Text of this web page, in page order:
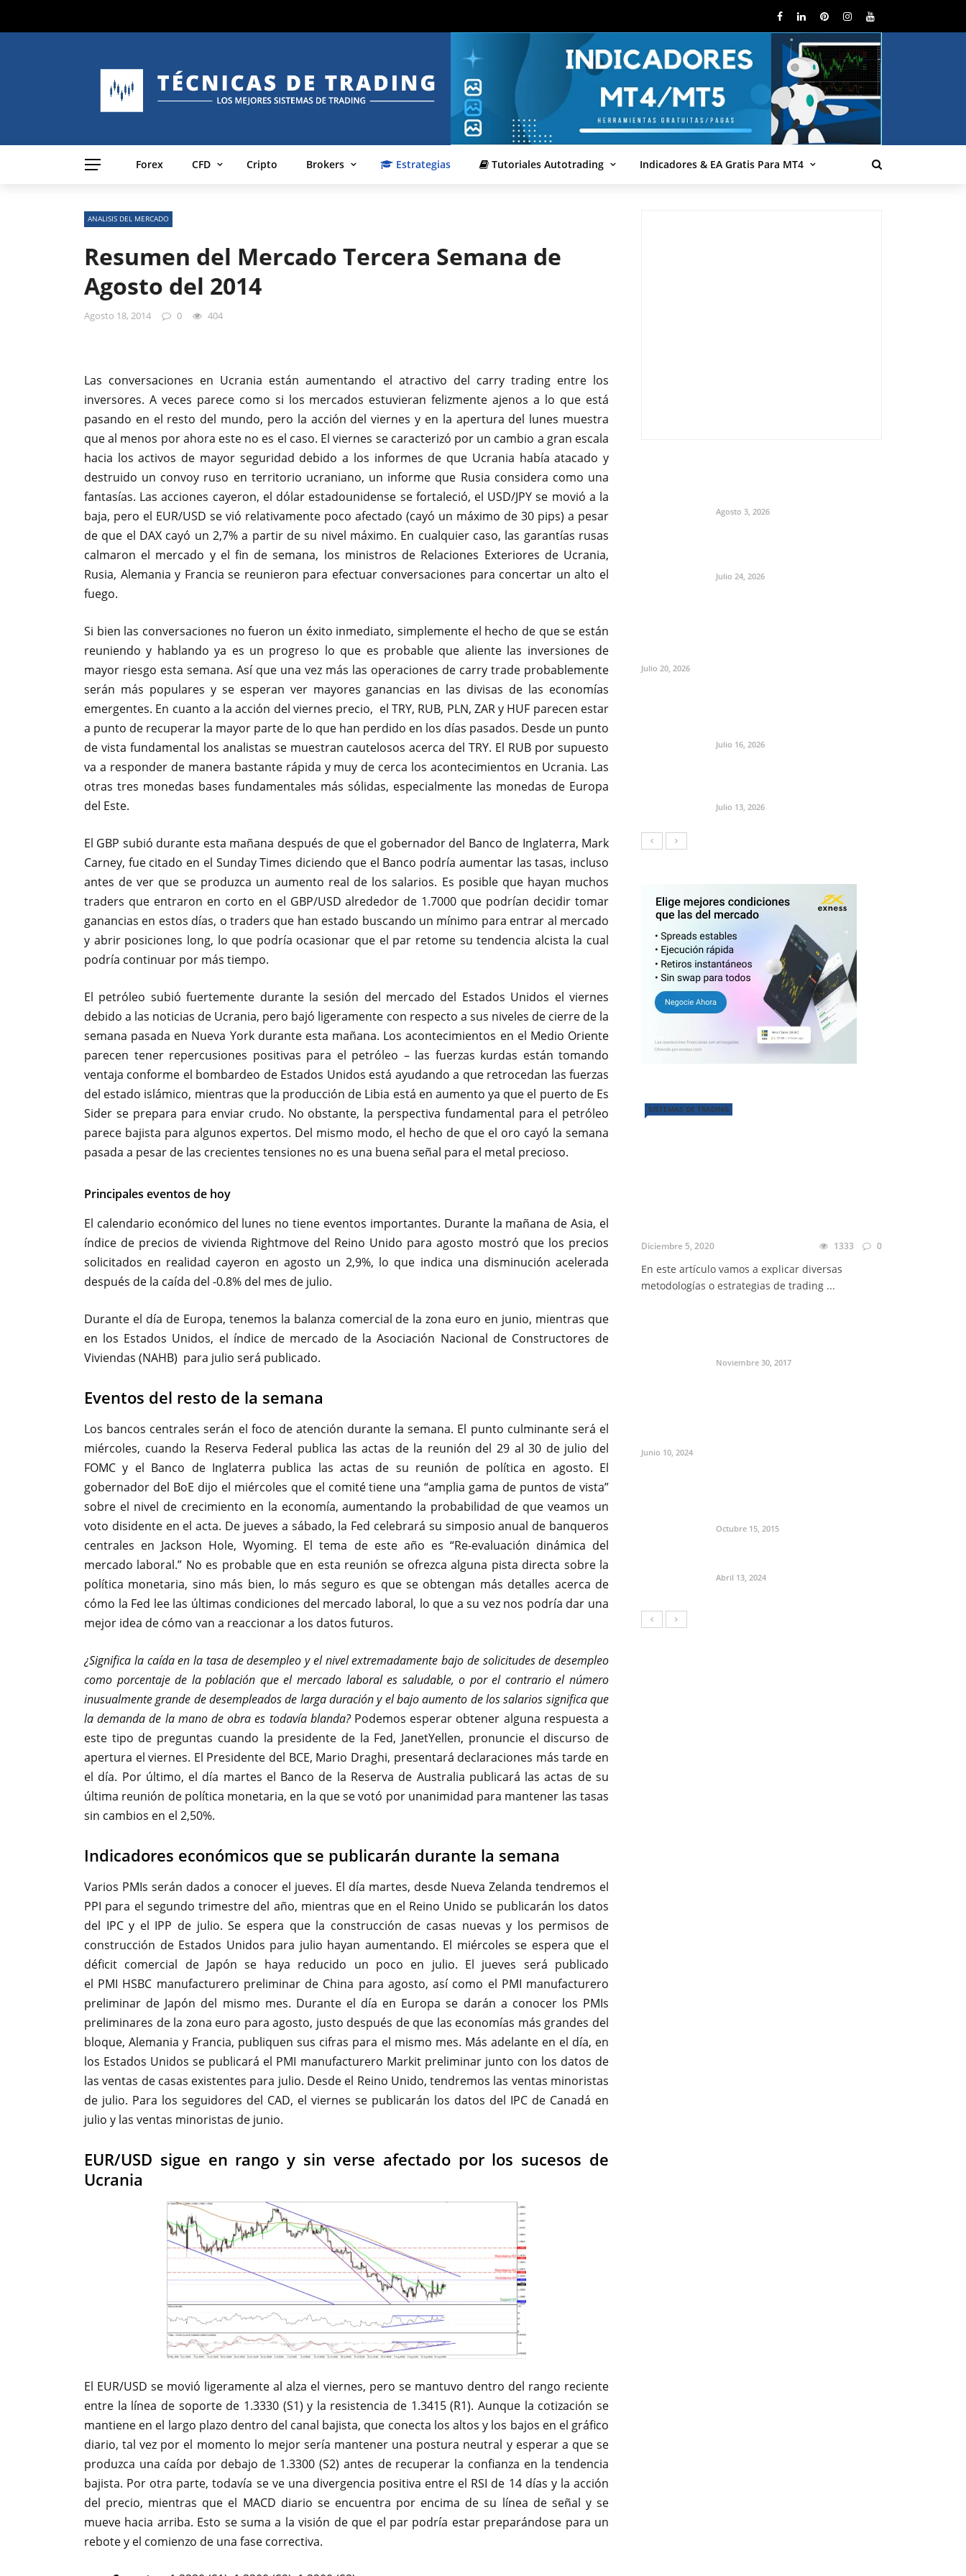
Forex CFD Cripto Brokers Estrategias Tutoriales Autotrading Indicadores & EA Gratis Para MT4
ANALISIS DEL MERCADO
Resumen del Mercado Tercera Semana de
Agosto del 2014
Agosto 18, 2014 0 404
Las conversaciones en Ucrania están aumentando el atractivo del carry trading entre los
inversores. A veces parece como si los mercados estuvieran felizmente ajenos a lo que está
pasando en el resto del mundo, pero la acción del viernes y en la apertura del lunes muestra
que al menos por ahora este no es el caso. El viernes se caracterizó por un cambio a gran escala
hacia los activos de mayor seguridad debido a los informes de que Ucrania había atacado y
destruido un convoy ruso en territorio ucraniano, un informe que Rusia considera como una
fantasías. Las acciones cayeron, el dólar estadounidense se fortaleció, el USD/JPY se movió a la
baja, pero el EUR/USD se vió relativamente poco afectado (cayó un máximo de 30 pips) a pesar
de que el DAX cayó un 2,7% a partir de su nivel máximo. En cualquier caso, las garantías rusas
calmaron el mercado y el fin de semana, los ministros de Relaciones Exteriores de Ucrania,
Rusia, Alemania y Francia se reunieron para efectuar conversaciones para concertar un alto el
fuego.
Si bien las conversaciones no fueron un éxito inmediato, simplemente el hecho de que se están
reuniendo y hablando ya es un progreso lo que es probable que aliente las inversiones de
mayor riesgo esta semana. Así que una vez más las operaciones de carry trade probablemente
serán más populares y se esperan ver mayores ganancias en las divisas de las economías
emergentes. En cuanto a la acción del viernes precio, el TRY, RUB, PLN, ZAR y HUF parecen estar
a punto de recuperar la mayor parte de lo que han perdido en los días pasados. Desde un punto
de vista fundamental los analistas se muestran cautelosos acerca del TRY. El RUB por supuesto
va a responder de manera bastante rápida y muy de cerca los acontecimientos en Ucrania. Las
otras tres monedas bases fundamentales más sólidas, especialmente las monedas de Europa
del Este.
El GBP subió durante esta mañana después de que el gobernador del Banco de Inglaterra, Mark
Carney, fue citado en el Sunday Times diciendo que el Banco podría aumentar las tasas, incluso
antes de ver que se produzca un aumento real de los salarios. Es posible que hayan muchos
traders que entraron en corto en el GBP/USD alrededor de 1.7000 que podrían decidir tomar
ganancias en estos días, o traders que han estado buscando un mínimo para entrar al mercado
y abrir posiciones long, lo que podría ocasionar que el par retome su tendencia alcista la cual
podría continuar por más tiempo.
El petróleo subió fuertemente durante la sesión del mercado del Estados Unidos el viernes
debido a las noticias de Ucrania, pero bajó ligeramente con respecto a sus niveles de cierre de la
semana pasada en Nueva York durante esta mañana. Los acontecimientos en el Medio Oriente
parecen tener repercusiones positivas para el petróleo – las fuerzas kurdas están tomando
ventaja conforme el bombardeo de Estados Unidos está ayudando a que retrocedan las fuerzas
del estado islámico, mientras que la producción de Libia está en aumento ya que el puerto de Es
Sider se prepara para enviar crudo. No obstante, la perspectiva fundamental para el petróleo
parece bajista para algunos expertos. Del mismo modo, el hecho de que el oro cayó la semana
pasada a pesar de las crecientes tensiones no es una buena señal para el metal precioso.
Principales eventos de hoy
El calendario económico del lunes no tiene eventos importantes. Durante la mañana de Asia, el
índice de precios de vivienda Rightmove del Reino Unido para agosto mostró que los precios
solicitados en realidad cayeron en agosto un 2,9%, lo que indica una disminución acelerada
después de la caída del -0.8% del mes de julio.
Durante el día de Europa, tenemos la balanza comercial de la zona euro en junio, mientras que
en los Estados Unidos, el índice de mercado de la Asociación Nacional de Constructores de
Viviendas (NAHB) para julio será publicado.
Eventos del resto de la semana
Los bancos centrales serán el foco de atención durante la semana. El punto culminante será el
miércoles, cuando la Reserva Federal publica las actas de la reunión del 29 al 30 de julio del
FOMC y el Banco de Inglaterra publica las actas de su reunión de política en agosto. El
gobernador del BoE dijo el miércoles que el comité tiene una “amplia gama de puntos de vista”
sobre el nivel de crecimiento en la economía, aumentando la probabilidad de que veamos un
voto disidente en el acta. De jueves a sábado, la Fed celebrará su simposio anual de banqueros
centrales en Jackson Hole, Wyoming. El tema de este año es “Re-evaluación dinámica del
mercado laboral.” No es probable que en esta reunión se ofrezca alguna pista directa sobre la
política monetaria, sino más bien, lo más seguro es que se obtengan más detalles acerca de
cómo la Fed lee las últimas condiciones del mercado laboral, lo que a su vez nos podría dar una
mejor idea de cómo van a reaccionar a los datos futuros.
¿Significa la caída en la tasa de desempleo y el nivel extremadamente bajo de solicitudes de desempleo
como porcentaje de la población que el mercado laboral es saludable, o por el contrario el número
inusualmente grande de desempleados de larga duración y el bajo aumento de los salarios significa que
la demanda de la mano de obra es todavía blanda? Podemos esperar obtener alguna respuesta a
este tipo de preguntas cuando la presidente de la Fed, JanetYellen, pronuncie el discurso de
apertura el viernes. El Presidente del BCE, Mario Draghi, presentará declaraciones más tarde en
el día. Por último, el día martes el Banco de la Reserva de Australia publicará las actas de su
última reunión de política monetaria, en la que se votó por unanimidad para mantener las tasas
sin cambios en el 2,50%.
Indicadores económicos que se publicarán durante la semana
Varios PMIs serán dados a conocer el jueves. El día martes, desde Nueva Zelanda tendremos el
PPI para el segundo trimestre del año, mientras que en el Reino Unido se publicarán los datos
del IPC y el IPP de julio. Se espera que la construcción de casas nuevas y los permisos de
construcción de Estados Unidos para julio hayan aumentando. El miércoles se espera que el
déficit comercial de Japón se haya reducido un poco en julio. El jueves será publicado
el PMI HSBC manufacturero preliminar de China para agosto, así como el PMI manufacturero
preliminar de Japón del mismo mes. Durante el día en Europa se darán a conocer los PMIs
preliminares de la zona euro para agosto, justo después de que las economías más grandes del
bloque, Alemania y Francia, publiquen sus cifras para el mismo mes. Más adelante en el día, en
los Estados Unidos se publicará el PMI manufacturero Markit preliminar junto con los datos de
las ventas de casas existentes para julio. Desde el Reino Unido, tendremos las ventas minoristas
de julio. Para los seguidores del CAD, el viernes se publicarán los datos del IPC de Canadá en
julio y las ventas minoristas de junio.
EUR/USD sigue en rango y sin verse afectado por los sucesos de
Ucrania
El EUR/USD se movió ligeramente al alza el viernes, pero se mantuvo dentro del rango reciente
entre la línea de soporte de 1.3330 (S1) y la resistencia de 1.3415 (R1). Aunque la cotización se
mantiene en el largo plazo dentro del canal bajista, que conecta los altos y los bajos en el gráfico
diario, tal vez por el momento lo mejor sería mantener una postura neutral y esperar a que se
produzca una caída por debajo de 1.3300 (S2) antes de recuperar la confianza en la tendencia
bajista. Por otra parte, todavía se ve una divergencia positiva entre el RSI de 14 días y la acción
del precio, mientras que el MACD diario se encuentra por encima de su línea de señal y se
mueve hacia arriba. Esto se suma a la visión de que el par podría estar preparándose para un
rebote y el comienzo de una fase correctiva.
Agosto 3, 2026
Julio 24, 2026
Julio 20, 2026
Julio 16, 2026
Julio 13, 2026
SISTEMAS DE TRADING
Diciembre 5, 2020 1333 0
En este artículo vamos a explicar diversas
metodologías o estrategias de trading ...
Noviembre 30, 2017
Junio 10, 2024
Octubre 15, 2015
Abril 13, 2024